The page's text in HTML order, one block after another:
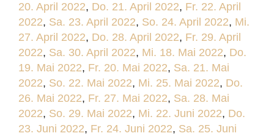
20. April 2022, Do. 21. April 2022, Fr. 22. April
2022, Sa. 23. April 2022, So. 24. April 2022, Mi.
27. April 2022, Do. 28. April 2022, Fr. 29. April
2022, Sa. 30. April 2022, Mi. 18. Mai 2022, Do.
19. Mai 2022, Fr. 20. Mai 2022, Sa. 21. Mai
2022, So. 22. Mai 2022, Mi. 25. Mai 2022, Do.
26. Mai 2022, Fr. 27. Mai 2022, Sa. 28. Mai
2022, So. 29. Mai 2022, Mi. 22. Juni 2022, Do.
23. Juni 2022, Fr. 24. Juni 2022, Sa. 25. Juni